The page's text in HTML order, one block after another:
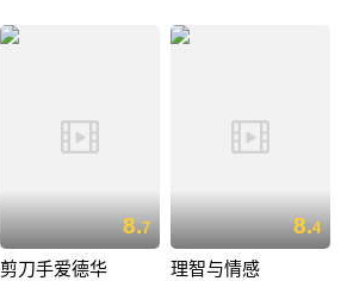
8.7
剪刀手爱德华
8.4
理智与情感